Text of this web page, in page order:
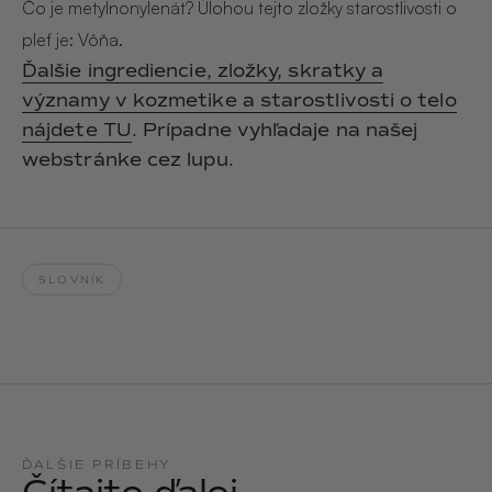
Čo je metylnonylenát? Úlohou tejto zložky starostlivosti o
pleť je: Vôňa.
Ďalšie ingrediencie, zložky, skratky a
významy v kozmetike a starostlivosti o telo
nájdete TU. Prípadne vyhľadaje na našej
webstránke cez lupu.
SLOVNÍK
ĎALŠIE PRÍBEHY
SOLEILLE
€29,90
L´AMOUR
MUCUMU
Candle
ROUGE
MUCUMU
Essentials set
Hair & Body Mist
Hair & Body Mist
Hand Cream Serum
Nail Oil
Candles
CASHMERE